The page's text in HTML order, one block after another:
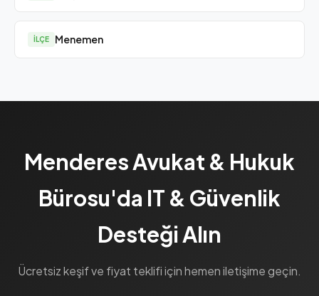
İLÇE Menemen
Menderes Avukat & Hukuk
Bürosu'da IT & Güvenlik
Desteği Alın
Ücretsiz keşif ve fiyat teklifi için hemen iletişime geçin.